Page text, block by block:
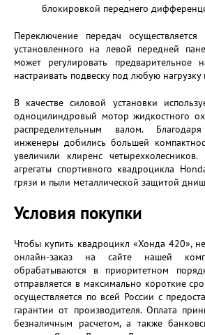
блокировкой переднего
Переключение передач
установленного на левой передней
может регулировать предварительное
настраивать подвеску под любую
В качестве силовой установки
одноцилиндровый мотор жидкостного
распределительным валом.
инженеры добились большей
увеличили клиренс
агрегаты спортивного квадроцикла
грязи и пыли металлической защитой
Условия покупки
Чтобы купить квадроцикл «Хонда 420»,
онлайн-заказ на сайте нашей
обрабатываются в приоритетном
отправляется в максимально короткие
осуществляется по всей России с
гарантии от производителя. Оплата
безналичным расчетом, а также